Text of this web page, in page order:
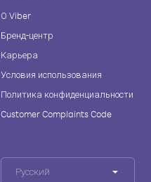
О Viber
Бренд-центр
Карьера
Условия использования
Политика конфиденциальности
Customer Complaints Code
Русский